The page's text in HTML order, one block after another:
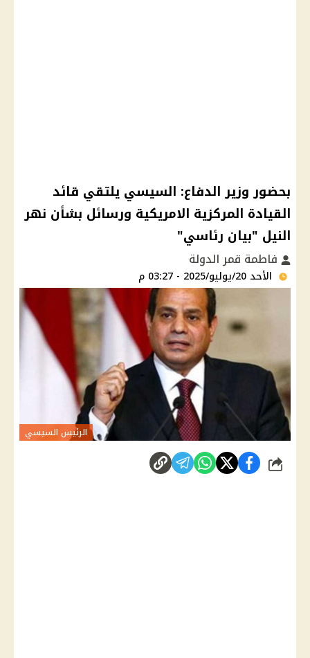
بحضور وزير الدفاع: السيسي يلتقي قائد
القيادة المركزية الامريكية ورسائل بشأن نهر
النيل "بيان رئاسي"
فاطمة قمر الدولة
الأحد 20/يوليو/2025 - 03:27 م
الرئيس السيسي
شارك